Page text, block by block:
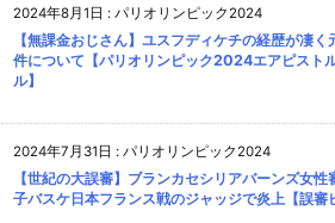
2024年8月1日 : パリオリンピック2024
【無課金おじさん】ユスフディケチの経歴が凄く
件について【パリオリンピック2024エアピスト
ル】
2024年7月31日 : パリオリンピック2024
【世紀の大誤審】ブランカセシリアバーンズ女性
子バスケ日本フランス戦のジャッジで炎上【誤審